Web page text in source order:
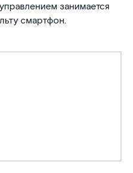
занимается
смартфон.